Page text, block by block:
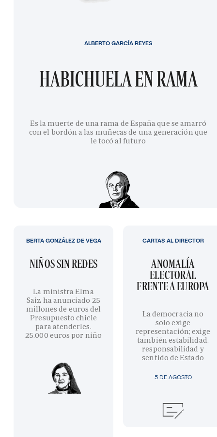
HABICHUELA EN RAMA
Es la muerte de una rama de España que se amarró
con el bordón a las muñecas de una generación que
le tocó al futuro
ALBERTO GARCÍA REYES
NIÑOS SIN REDES
La ministra Elma
Saiz ha anunciado 25
millones de euros del
Presupuesto chicle
para atenderles.
25.000 euros por niño
BERTA GONZÁLEZ DE VEGA
5 DE AGOSTO
ANOMALÍA
ELECTORAL
FRENTE A EUROPA
La democracia no
solo exige
representación; exige
también estabilidad,
responsabilidad y
sentido de Estado
CARTAS AL DIRECTOR